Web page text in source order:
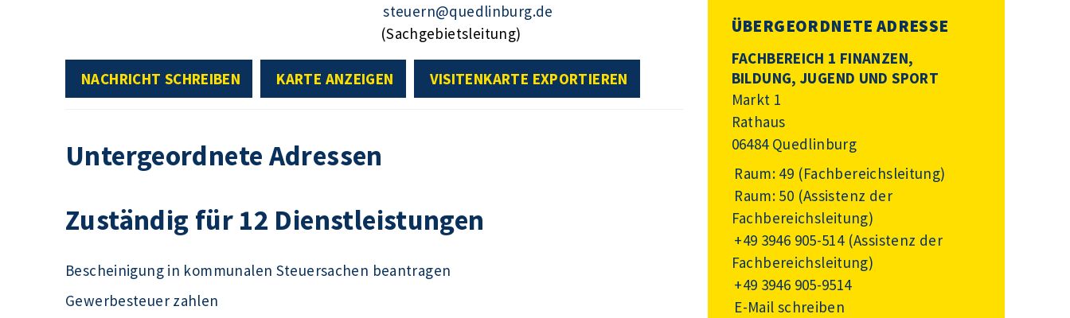
steuern@quedlinburg.de
(Sachgebietsleitung)
NACHRICHT SCHREIBEN KARTE ANZEIGEN VISITENKARTE EXPORTIEREN
Untergeordnete Adressen
Zuständig für 12 Dienstleistungen
Bescheinigung in kommunalen Steuersachen beantragen
Gewerbesteuer zahlen
ÜBERGEORDNETE ADRESSE
FACHBEREICH 1 FINANZEN,
BILDUNG, JUGEND UND SPORT
Markt 1
Rathaus
06484 Quedlinburg
Raum: 49 (Fachbereichsleitung)
Raum: 50 (Assistenz der
Fachbereichsleitung)
+49 3946 905-514(Assistenz der
Fachbereichsleitung)
+49 3946 905-9514
E-Mail schreiben